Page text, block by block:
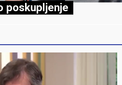
poskupljenje